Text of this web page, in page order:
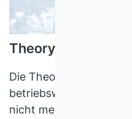
Theory of the firm
Die Theorie der
nicht mehr hoch im